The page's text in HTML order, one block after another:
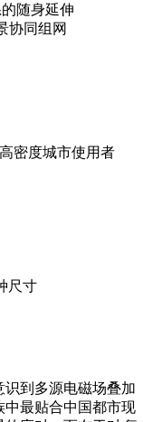
随身延伸
协同组网
密度城市使用者
尺寸
到多源电磁场叠加
中最贴合中国都市现